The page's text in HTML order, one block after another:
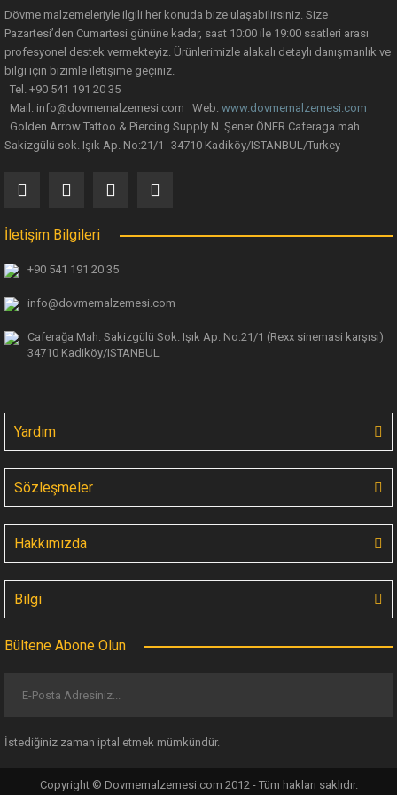
Gönder
Dövme malzemeleriyle ilgili her konuda bize ulaşabilirsiniz. Size
Pazartesi’den Cumartesi gününe kadar, saat 10:00 ile 19:00 saatleri arası
profesyonel destek vermekteyiz. Ürünlerimizle alakalı detaylı danışmanlık ve
bilgi için bizimle iletişime geçiniz.
Tel. +90 541 191 20 35
Mail: info@dovmemalzemesi.com Web: www.dovmemalzemesi.com
Golden Arrow Tattoo & Piercing Supply N. Şener ÖNER Caferaga mah.
Sakizgülü sok. Işık Ap. No:21/1 34710 Kadiköy/ISTANBUL/Turkey
İletişim Bilgileri
+90 541 191 20 35
info@dovmemalzemesi.com
Caferağa Mah. Sakizgülü Sok. Işık Ap. No:21/1 (Rexx sinemasi karşısı)
34710 Kadiköy/ISTANBUL
Yardım
Sözleşmeler
Hakkımızda
Bilgi
Bültene Abone Olun
İstediğiniz zaman iptal etmek mümkündür.
Copyright © Dovmemalzemesi.com 2012 - Tüm hakları saklıdır.